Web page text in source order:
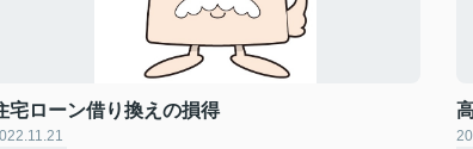
宅ローン借り換えの損得